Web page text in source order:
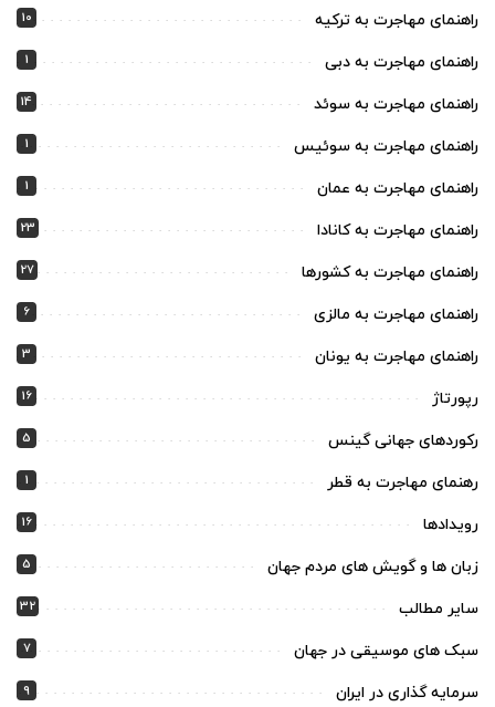
راهنمای مهاجرت به ترکیه 10
راهنمای مهاجرت به دبی 1
راهنمای مهاجرت به سوئد 14
راهنمای مهاجرت به سوئیس 1
راهنمای مهاجرت به عمان 1
راهنمای مهاجرت به کانادا 23
راهنمای مهاجرت به کشورها 27
راهنمای مهاجرت به مالزی 6
راهنمای مهاجرت به یونان 3
رپورتاژ 16
رکوردهای جهانی گینس 5
رهنمای مهاجرت به قطر 1
رویدادها 16
زبان ها و گویش های مردم جهان 5
سایر مطالب 32
سبک های موسیقی در جهان 7
سرمایه گذاری در ایران 9